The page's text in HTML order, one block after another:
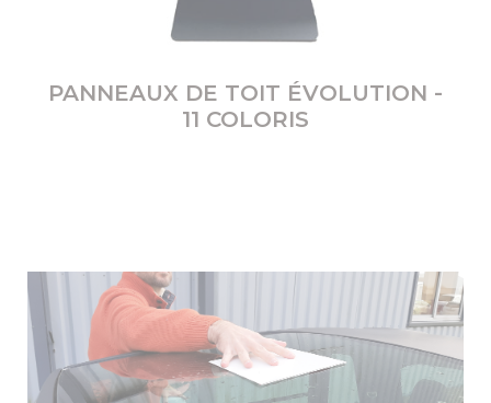
PANNEAUX DE TOIT ÉVOLUTION -
11 COLORIS